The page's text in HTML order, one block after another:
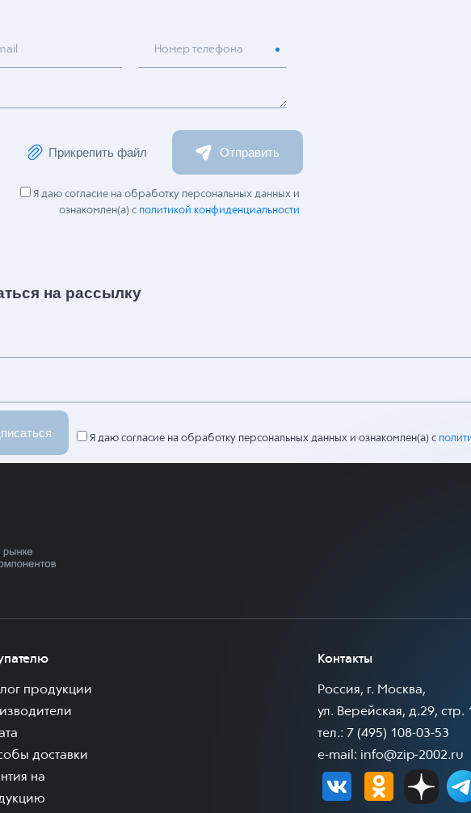
Номер телефона
Прикрепить файл Отправить
Я даю согласие на обработку персональных данных и
ознакомлен(а) с политикой конфиденциальности
на рассылку
Я даю согласие на обработку персональных данных и ознакомлен(а) с
продукции
доставки
на
Контакты
Россия, г. Москва,
ул. Верейская, д.29, стр.
тел.: 7 (495) 108-03-53
e-mail: info@zip-2002.ru